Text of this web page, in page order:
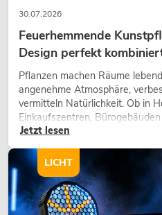
30.07.2026
Feuerhemmende
Design perfekt
Pflanzen machen Räume
angenehme Atmosphäre,
vermitteln Natürlichkeit. Ob in
Einkaufszentren,
eine hochwertige Begrünung
Jetzt lesen
LICHT